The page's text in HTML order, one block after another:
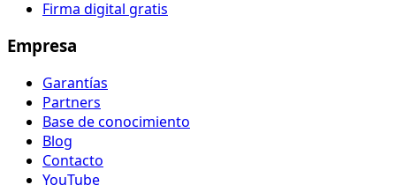
Firma digital gratis
Empresa
Garantías
Partners
Base de conocimiento
Blog
Contacto
YouTube